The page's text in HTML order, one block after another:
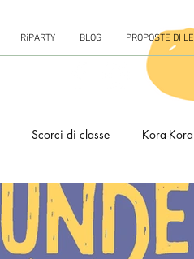
RiPARTY BLOG PROPOSTE DI
Scorci di classe Kora-Kora